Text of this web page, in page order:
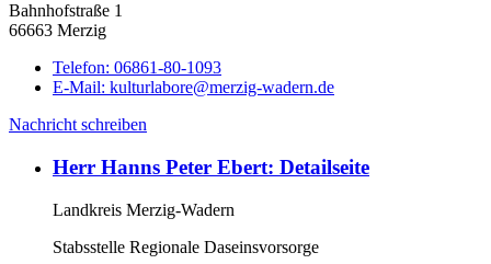
Bahnhofstraße 1
66663 Merzig
Telefon: 06861-80-1093
E-Mail: kulturlabore@merzig-wadern.de
Nachricht schreiben
Herr Hanns Peter Ebert: Detailseite
Landkreis Merzig-Wadern
Stabsstelle Regionale Daseinsvorsorge